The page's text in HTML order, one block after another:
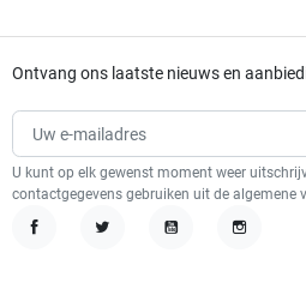
Ontvang ons laatste nieuws en
U kunt op elk gewenst moment weer
contactgegevens gebruiken uit de algemene